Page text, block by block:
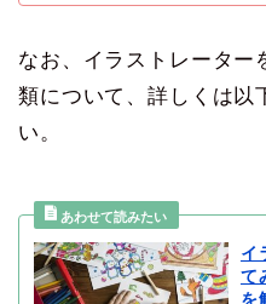
なお、イラストレーター
類について、詳しくは以
い。
イ
て
を